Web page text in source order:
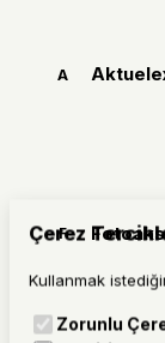
A
F
Çerez
Kullanmak
Zorunlu